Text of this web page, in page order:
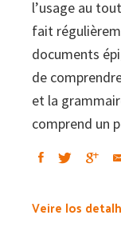
l’usage au
fait
documents
de
et la
comprend un
Veire los